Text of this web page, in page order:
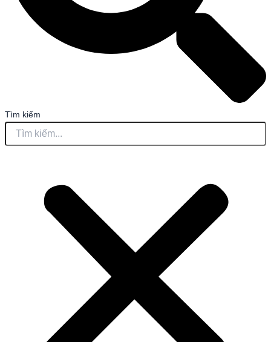
Tìm kiếm